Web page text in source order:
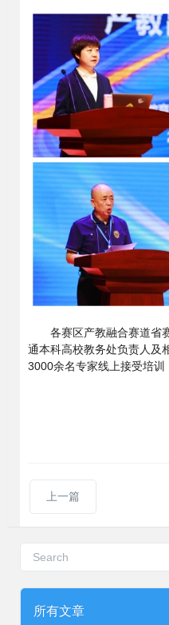
各赛区产教融合赛道省
通本科高校教务处负责人及
3000余名专家线上接受培训
上一篇
所有文章